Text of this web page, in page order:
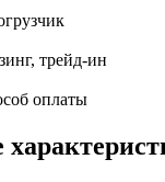
трейд-ин
оплаты